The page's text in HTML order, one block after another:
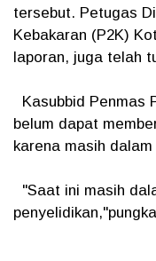
tersebut. Petugas
Kebakaran (P2K)
laporan, juga telah
Kasubbid Penmas
belum dapat
karena masih
"Saat ini masih